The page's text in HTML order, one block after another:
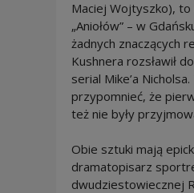
Maciej Wojtyszko),
„Aniołów” – w
żadnych znaczących
Kushnera rozsławił
serial Mike’a
przypomnieć, że
też nie były
Obie sztuki mają
dramatopisarz
dwudziestowiecznej